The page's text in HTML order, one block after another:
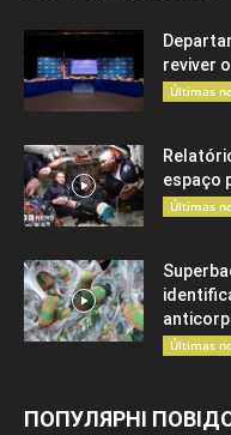
reviver
Últimas
espaço
Últimas
Últimas
ПОПУЛЯРНІ